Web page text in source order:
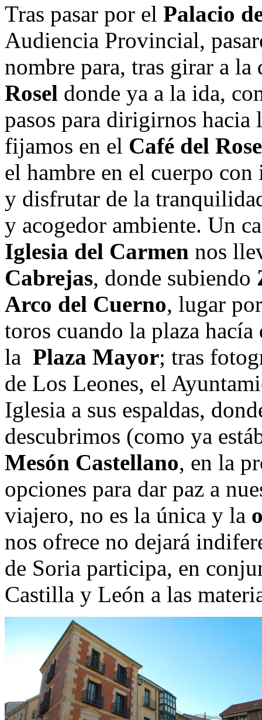
Tras pasar por el Palacio
Audiencia Provincial,
nombre para, tras girar a
Rosel donde ya a la ida,
pasos para dirigirnos hacia
fijamos en el Café del
el hambre en el cuerpo
y disfrutar de la
y acogedor ambiente. Un
Iglesia del Carmen nos
Cabrejas, donde subiendo
Arco del Cuerno, lugar
toros cuando la plaza
la Plaza Mayor; tras
de Los Leones, el
Iglesia a sus espaldas,
descubrimos (como ya
Mesón Castellano, en la
opciones para dar paz a
viajero, no es la única y la
nos ofrece no dejará
de Soria participa, en
Castilla y León a las